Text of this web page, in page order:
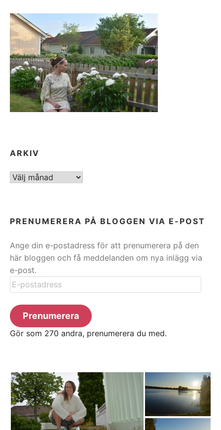
ARKIV
ARKIV
PRENUMERERA PÅ BLOGGEN VIA E-POST
Ange din e-postadress för att prenumerera på den
här bloggen och få meddelanden om nya inlägg via
e-post.
E-
postadress
Prenumerera
Gör som 270 andra, prenumerera du med.